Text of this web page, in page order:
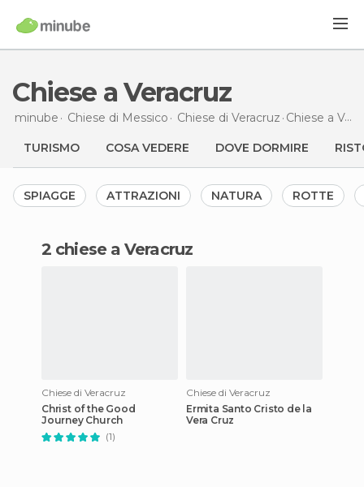
Chiese a Veracruz
minube Chiese di Messico Chiese di Veracruz Chiese a Veracruz
TURISMO COSA VEDERE DOVE DORMIRE
SPIAGGE ATTRAZIONI NATURA ROTTE
2 chiese a Veracruz
Chiese di Veracruz
Christ of the Good
Journey Church
(1)
Chiese di Veracruz
Ermita Santo Cristo de la
Vera Cruz